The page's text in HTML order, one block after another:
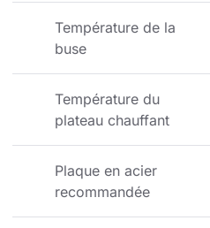
Température de la
buse
Température du
plateau chauffant
Plaque en acier
recommandée